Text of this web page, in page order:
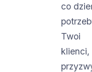
co
Twoi
klienci,